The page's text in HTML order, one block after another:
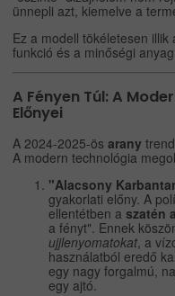
ünnepli azt, kiemelve a
Ez a modell tökéletesen
funkció és a minőségi
A Fényen Túl: A
Előnyei
A 2024-2025-ös arany
A modern technológia
"Alacsony
gyakorlati előny. A
ellentétben a szatén
a fényt". Ennek
ujjlenyomatokat, a
használatból eredő
egy nagy forgalmú,
egy ajtó.